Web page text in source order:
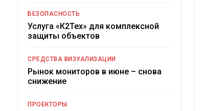
БЕЗОПАСНОСТЬ
Услуга «К2Тех» для комплексной
защиты объектов
СРЕДСТВА ВИЗУАЛИЗАЦИИ
Рынок мониторов в июне – снова
снижение
ПРОЕКТОРЫ